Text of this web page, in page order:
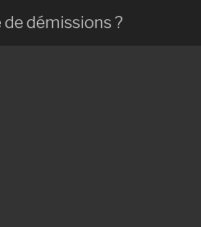
démissions ?